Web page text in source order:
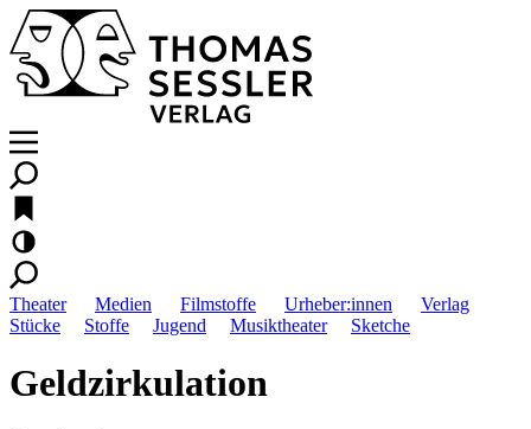
Theater Medien Filmstoffe Urheber:innen
Verlag
Stücke
Stoffe Jugend Musiktheater Sketche
Geldzirkulation